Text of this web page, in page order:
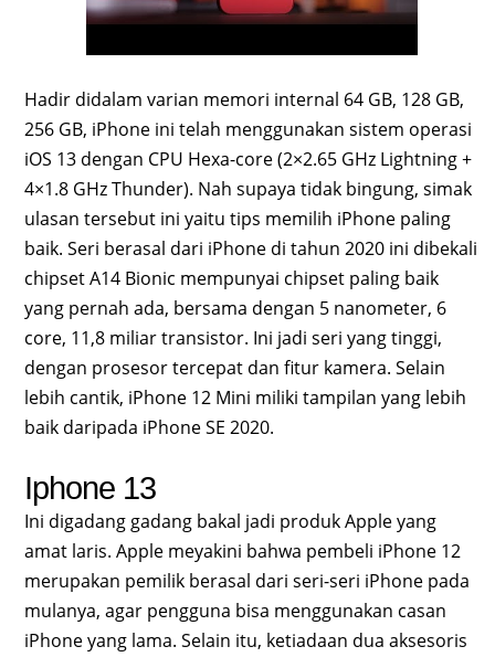
Hadir didalam varian memori internal 64 GB, 128 GB,
256 GB, iPhone ini telah menggunakan sistem operasi
iOS 13 dengan CPU Hexa-core (2×2.65 GHz Lightning +
4×1.8 GHz Thunder). Nah supaya tidak bingung, simak
ulasan tersebut ini yaitu tips memilih iPhone paling
baik. Seri berasal dari iPhone di tahun 2020 ini dibekali
chipset A14 Bionic mempunyai chipset paling baik
yang pernah ada, bersama dengan 5 nanometer, 6
core, 11,8 miliar transistor. Ini jadi seri yang tinggi,
dengan prosesor tercepat dan fitur kamera. Selain
lebih cantik, iPhone 12 Mini miliki tampilan yang lebih
baik daripada iPhone SE 2020.
Iphone 13
Ini digadang gadang bakal jadi produk Apple yang
amat laris. Apple meyakini bahwa pembeli iPhone 12
merupakan pemilik berasal dari seri-seri iPhone pada
mulanya, agar pengguna bisa menggunakan casan
iPhone yang lama. Selain itu, ketiadaan dua aksesoris